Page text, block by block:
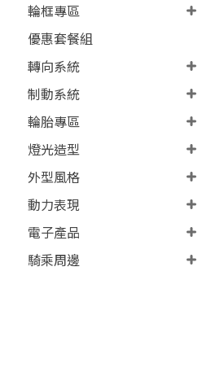
輪框專區
優惠套餐組
轉向系統
制動系統
輪胎專區
燈光造型
外型風格
動力表現
電子產品
騎乘周邊